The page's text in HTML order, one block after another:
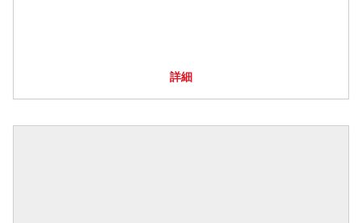
詳細